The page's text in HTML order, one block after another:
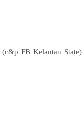
(c&p FB Kelantan State)